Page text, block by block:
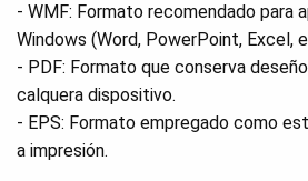
- WMF: Formato recomendado para
Windows (Word, PowerPoint, Excel,
- PDF: Formato que conserva
calquera dispositivo.
- EPS: Formato empregado como
a impresión.